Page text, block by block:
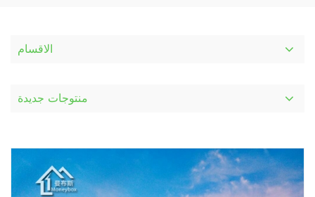
الاقسام
منتوجات جديدة